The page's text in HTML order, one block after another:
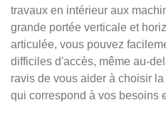
travaux en intérieur aux
grande portée verticale et
articulée, vous pouvez
difficiles d'accès, même au-
ravis de vous aider à choisir
qui correspond à vos besoins